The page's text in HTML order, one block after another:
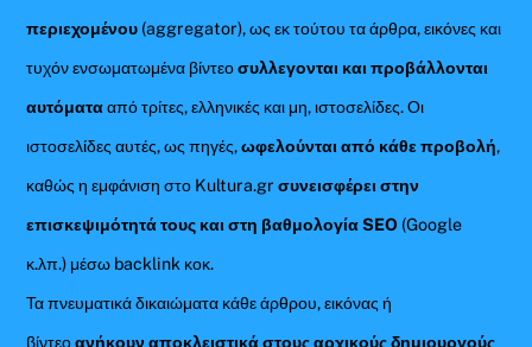
περιεχομένου (aggregator), ως εκ τούτου τα άρθρα, εικόνες και
τυχόν ενσωματωμένα βίντεοσυλλεγονται και προβάλλονται
αυτόματααπό τρίτες, ελληνικές και μη, ιστοσελίδες. Οι
ιστοσελίδες αυτές, ως πηγές,ωφελούνται από κάθε προβολή,
καθώς η εμφάνιση στο Kultura.gr συνεισφέρει στην
επισκεψιμότητά τους και στη βαθμολογία SEO (Google
κ.λπ.) μέσω backlink κοκ.
Τα πνευματικά δικαιώματα κάθε άρθρου, εικόνας ή
βίντεοανήκουν αποκλειστικά στους αρχικούς δημιουργούς